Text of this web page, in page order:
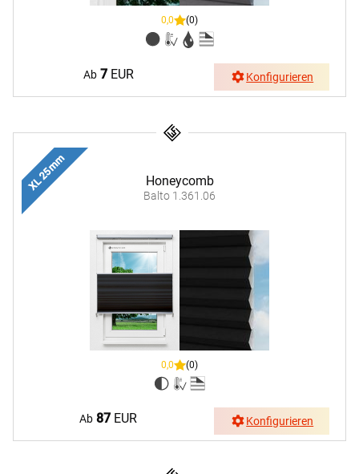
0,0 (0)
Ab 7EUR Konfigurieren
Honeycomb
Balto 1.361.06
XL 25 mm
0,0 (0)
Ab 87 EUR Konfigurieren